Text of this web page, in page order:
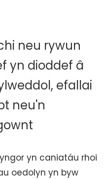
neu rywun
yn dioddef â
efallai
neu'n
yn caniatáu rhoi
oedolyn yn byw